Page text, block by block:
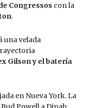
Congressos con la
.
una velada
Gilson y el batería
en Nueva York. La